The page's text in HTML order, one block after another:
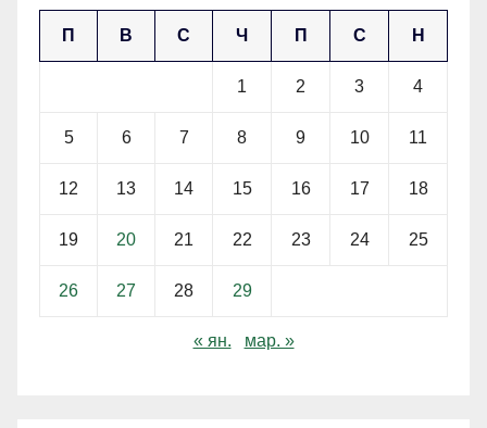
П В С Ч П С Н
1 2 3 4
5 6 7 8 9 10 11
12 13 14 15 16 17 18
19 20 21 22 23 24 25
26 27 28 29
« ян. мар. »